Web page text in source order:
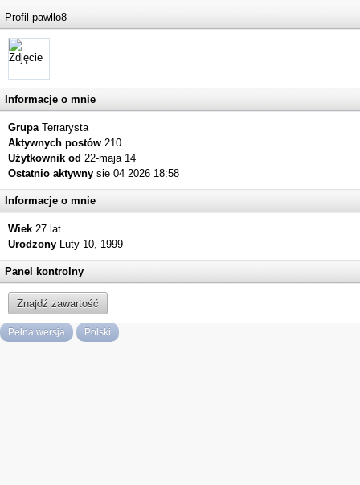
Profil pawllo8
Informacje o mnie
GrupaTerrarysta
Aktywnych postów 210
Użytkownik od 22-maja 14
Ostatnio aktywny sie 04 2026 18:58
Informacje o mnie
Wiek 27 lat
Urodzony Luty 10, 1999
Panel kontrolny
Znajdź zawartość
Pełna wersja Polski